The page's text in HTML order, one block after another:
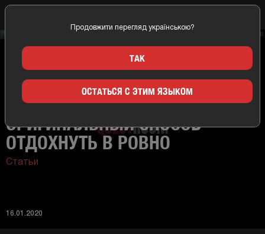
Увлекательный квест оригинальный способ отдохнуть в
УВЛЕКАТЕЛЬНЫЙ КВЕСТ
ОРИГИНАЛЬНЫЙ СПОСОБ
ОТДОХНУТЬ В РОВНО
Статьи
16.01.2020
Продовжити перегляд українською?
ТАК
ОСТАТЬСЯ С ЭТИМ ЯЗЫКОМ